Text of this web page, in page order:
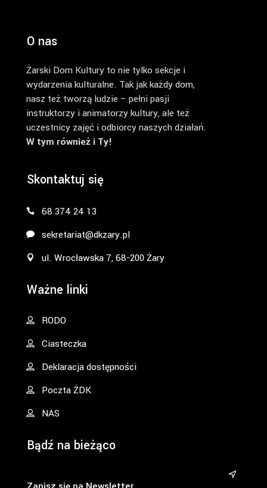
O nas
Żarski Dom Kultury to nie tylko sekcje i
wydarzenia kulturalne. Tak jak każdy dom,
nasz też tworzą ludzie – pełni pasji
instruktorzy i animatorzy kultury, ale też
uczestnicy zajęć i odbiorcy naszych działań.
W tym również i Ty!
Skontaktuj się
68 374 24 13
sekretariat@dkzary.pl
ul. Wrocławska 7, 68-200 Żary
Ważne linki
RODO
Ciasteczka
Deklaracja dostępności
Poczta ŻDK
NAS
Bądź na bieżąco
&